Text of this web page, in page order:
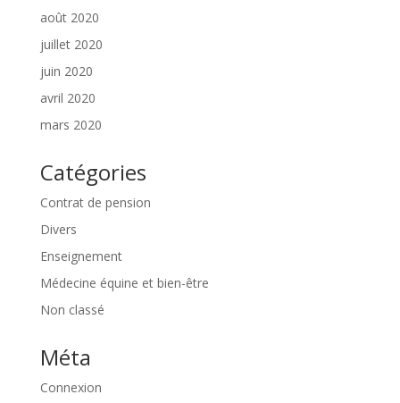
août 2020
juillet 2020
juin 2020
avril 2020
mars 2020
Catégories
Contrat de pension
Divers
Enseignement
Médecine équine et bien-être
Non classé
Méta
Connexion